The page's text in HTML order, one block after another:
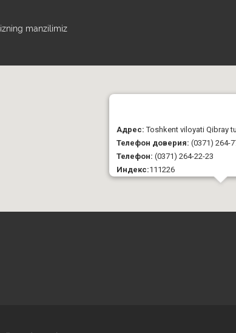
manzilimiz
Адрес:Toshkent viloyati Qibray
Телефон доверия: (0371) 264-
Телефон: (0371) 264-22-23
Индекс:111226